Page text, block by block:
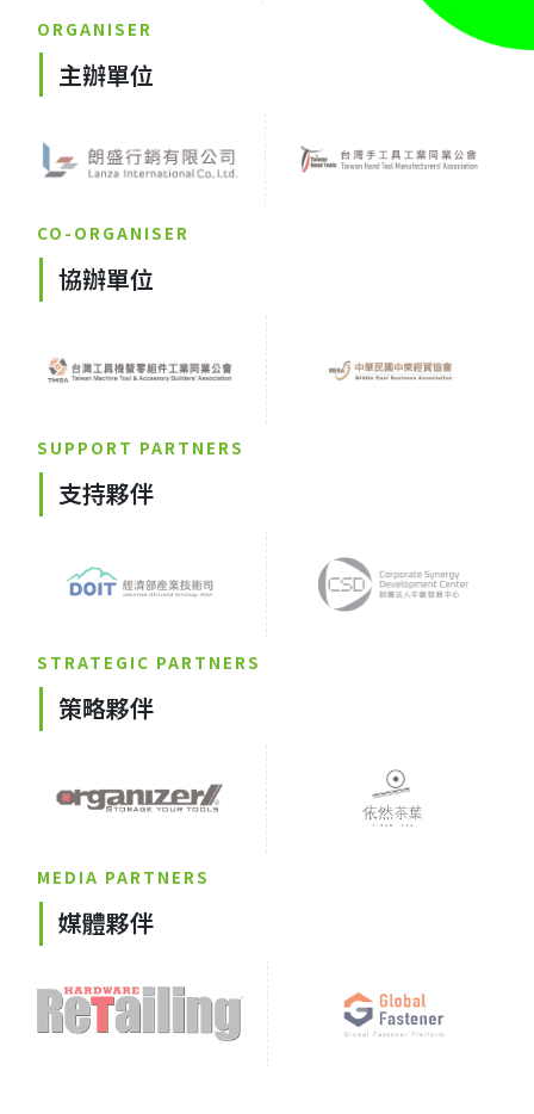
ORGANISER
主辦單位
CO-ORGANISER
協辦單位
SUPPORT PARTNERS
支持夥伴
STRATEGIC PARTNERS
策略夥伴
MEDIA PARTNERS
媒體夥伴